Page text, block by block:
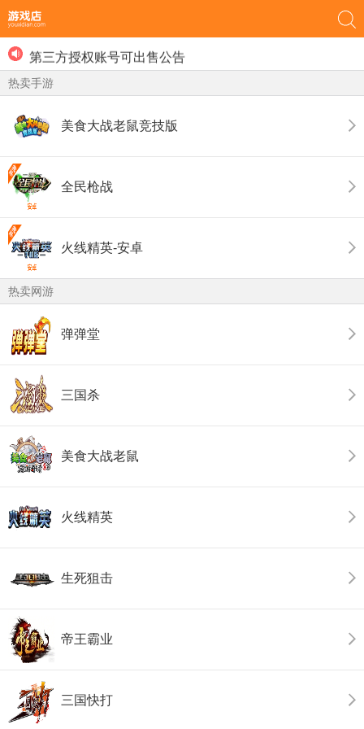
用户最近登录提示的功能发布
部分游戏取消免锁定公告
第三方授权账号可出售公告
游戏店禁止未成年人进行游戏账号交易！
用户最近登录提示的功能发布
热卖手游
美食大战老鼠竞技版
全民枪战
火线精英-安卓
热卖网游
弹弹堂
三国杀
美食大战老鼠
火线精英
生死狙击
帝王霸业
三国快打